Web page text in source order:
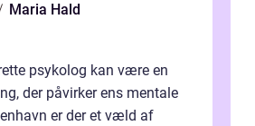
Maria Hald
psykolog kan være en
der påvirker ens mentale
er der et væld af